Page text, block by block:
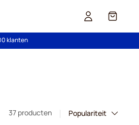
Cart
klanten
37 producten